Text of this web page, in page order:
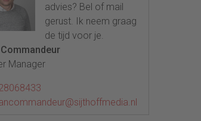
advies? Bel of mail
gerust. Ik neem graag
de tijd voor je.
Manager